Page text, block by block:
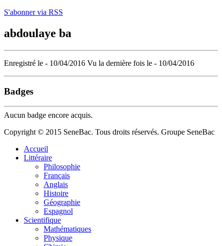
S'abonner via RSS
abdoulaye ba
Enregistré le - 10/04/2016 Vu la dernière fois le - 10/04/2016
Badges
Aucun badge encore acquis.
Copyright © 2015 SeneBac. Tous droits réservés. Groupe SeneBac
Accueil
Littéraire
Philosophie
Français
Anglais
Histoire
Géographie
Espagnol
Scientifique
Mathématiques
Physique